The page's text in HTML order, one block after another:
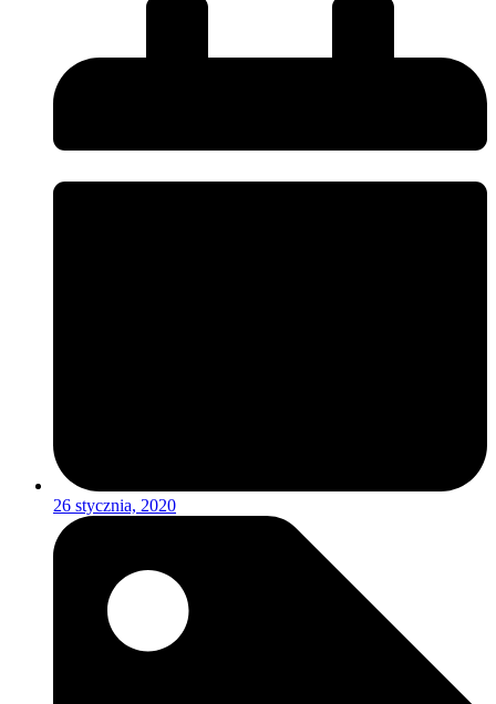
26 stycznia, 2020